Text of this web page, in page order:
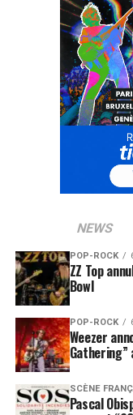
NEWS
POP-ROCK
ZZ Top
Bowl
POP-ROCK
Weezer
Gathering”
SCÈNE
Pascal